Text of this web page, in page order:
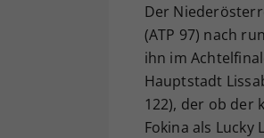
Der
(ATP 97) nach
ihn im
Hauptstadt
122), der ob der
Fokina als